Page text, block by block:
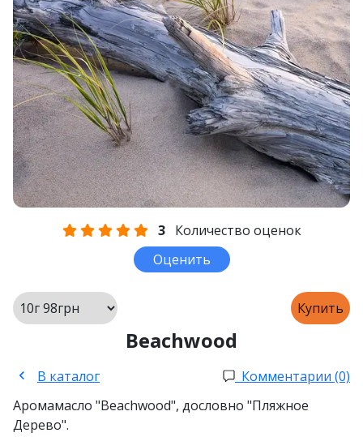
3 Количество оценок
Оценить
Купить
Beachwood
В каталог
Комментарии (0)
Аромамасло "Beachwood", дословно "Пляжное
Дерево".